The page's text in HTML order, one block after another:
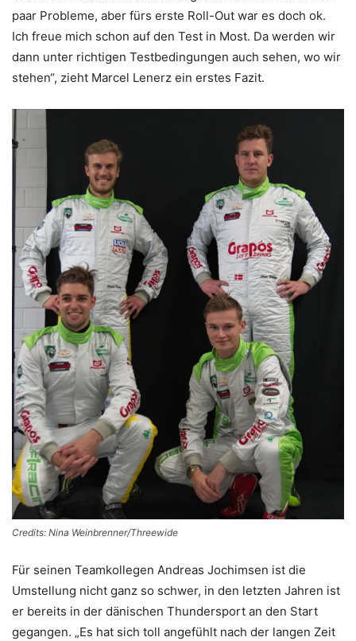
paar Probleme, aber fürs erste Roll-Out war es doch ok.
Ich freue mich schon auf den Test in Most. Da werden wir
dann unter richtigen Testbedingungen auch sehen, wo wir
stehen“, zieht Marcel Lenerz ein erstes Fazit.
Credits: Nina Weinbrenner/Threewide
Für seinen Teamkollegen Andreas Jochimsen ist die
Umstellung nicht ganz so schwer, in den letzten Jahren ist
er bereits in der dänischen Thundersport an den Start
gegangen. „Es hat sich toll angefühlt nach der langen Zeit